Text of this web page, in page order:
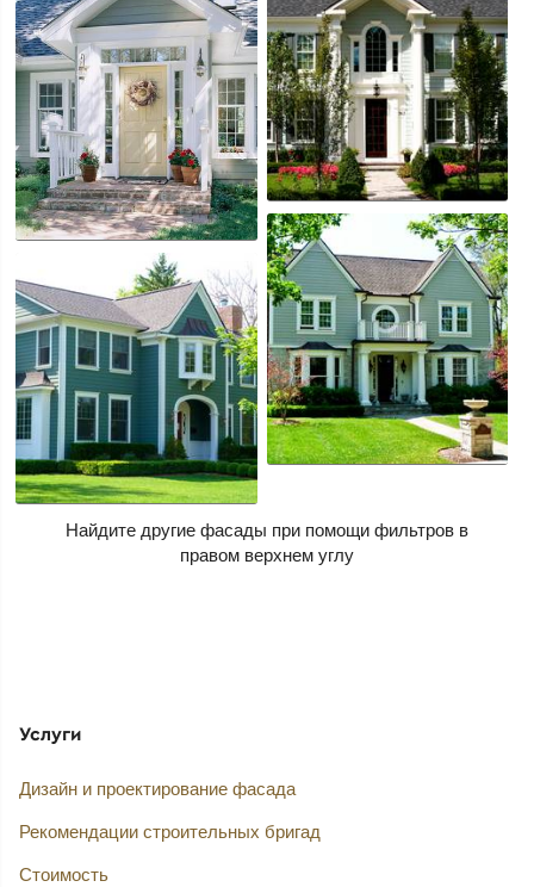
Найдите другие фасады при помощи фильтров
Услуги
Дизайн и проектирование фасада
Рекомендации строительных бригад
Стоимость